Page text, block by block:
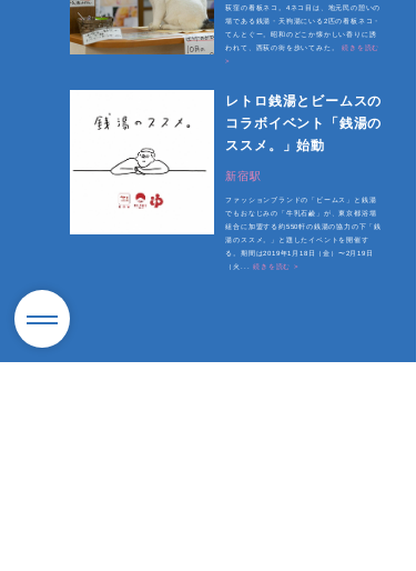
荻窪の看板ネコ。4ネコ目は、地元民の憩いの
場である銭湯・天狗湯にいる2匹の看板ネコ・
てんとぐー。昭和のどこか懐かしい香りに誘
われて、西荻の街を歩いてみた。続きを読む
>
レトロ銭湯とビームスの
コラボイベント「銭湯の
ススメ。」始動
新宿駅
ファッションブランドの「ビームス」と銭湯
でもおなじみの「牛乳石鹼」が、東京都浴場
組合に加盟する約550軒の銭湯の協力の下「銭
湯のススメ。」と題したイベントを開催す
る。期間は2019年1月18日（金）〜2月19日
（火...続きを読む >